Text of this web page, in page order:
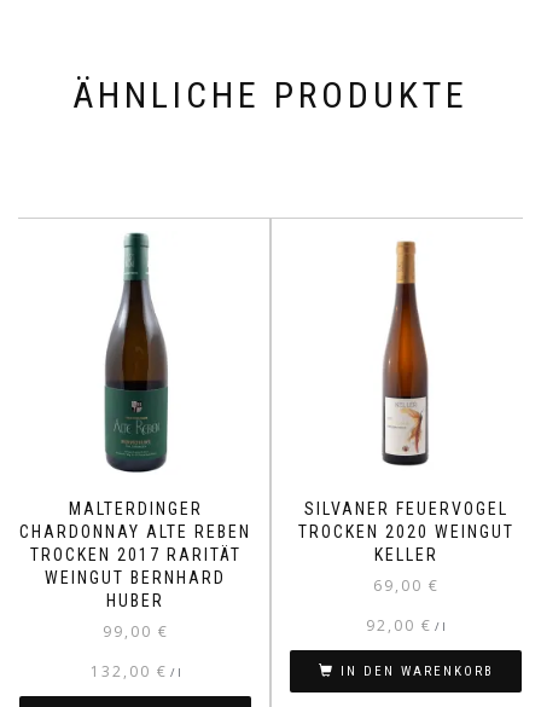
ÄHNLICHE PRODUKTE
MALTERDINGER
CHARDONNAY ALTE REBEN
TROCKEN 2017 RARITÄT
WEINGUT BERNHARD
HUBER
99,00 €
132,00 € / l
SILVANER FEUERVOGEL
TROCKEN 2020 WEINGUT
KELLER
69,00 €
92,00 € / l
IN DEN WARENKORB